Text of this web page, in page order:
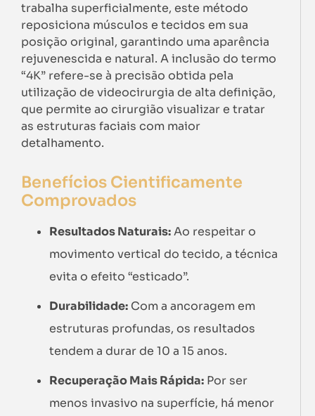
trabalha superficialmente, este método
reposiciona músculos e tecidos em sua
posição original, garantindo uma aparência
rejuvenescida e natural. A inclusão do termo
“4K” refere-se à precisão obtida pela
utilização de videocirurgia de alta definição,
que permite ao cirurgião visualizar e tratar
as estruturas faciais com maior
detalhamento.
Benefícios Cientificamente
Comprovados
Resultados Naturais:Ao respeitar o
movimento vertical do tecido, a técnica
evita o efeito “esticado”.
Durabilidade: Com a ancoragem em
estruturas profundas, os resultados
tendem a durar de 10 a 15 anos.
Recuperação Mais Rápida: Por ser
menos invasivo na superfície, há menor